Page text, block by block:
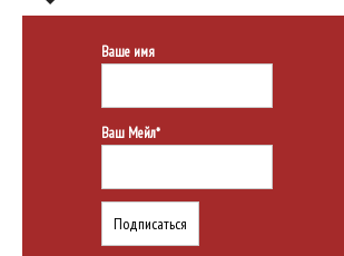
Ваше имя
Ваш Мейл*